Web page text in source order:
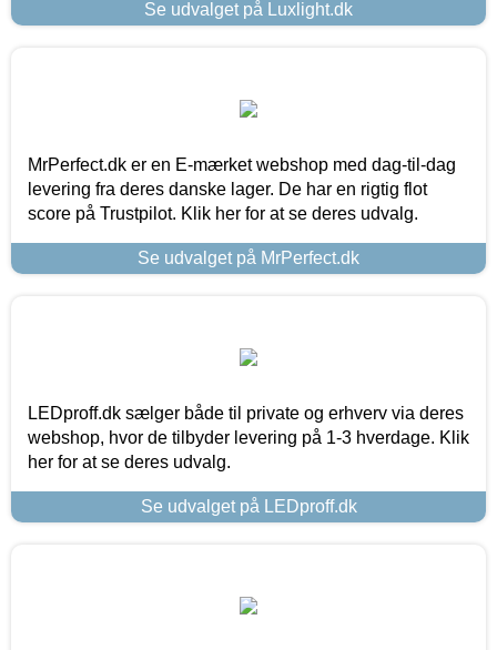
Se udvalget på Luxlight.dk
MrPerfect.dk er en E-mærket webshop med dag-til-dag
levering fra deres danske lager. De har en rigtig flot
score på Trustpilot. Klik her for at se deres udvalg.
Se udvalget på MrPerfect.dk
LEDproff.dk sælger både til private og erhverv via deres
webshop, hvor de tilbyder levering på 1-3 hverdage. Klik
her for at se deres udvalg.
Se udvalget på LEDproff.dk